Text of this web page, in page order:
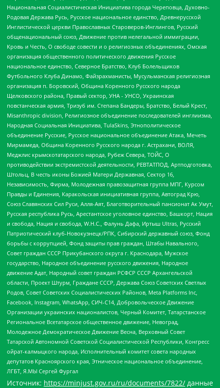
Национальная Социалистическая Инициатива города Череповца, Духовно-
Родовая Держава Русь, Русское национальное единство, Древнерусской
Инглистической церкви Православных Староверов-Инглингов, Русский
общенациональный союз, Движение против нелегальной иммиграции,
Кровь и Честь, О свободе совести и о религиозных объединениях, Омская
организация общественного политического движения Русское
национальное единство, Северное Братство, Клуб Болельщиков
Футбольного Клуба Динамо, Файзрахманисты, Мусульманская религиозная
организация п. Боровский, Община Коренного Русского народа
Щелковского района, Правый сектор, УНА - УНСО, Украинская
повстанческая армия, Тризуб им. Степана Бандеры, Братство, Белый Крест,
Misanthropic division, Религиозное объединение последователей инглиизма,
Народная Социальная Инициатива, TulaSkins, Этнополитическое
объединение Русские, Русское национальное объединение Атака, Мечеть
Мирмамеда, Община Коренного Русского народа г. Астрахани, ВОЛЯ,
Меджлис крымскотатарского народа, Рубеж Севера, ТОЙС, О
противодействии экстремистской деятельности, РЕВТАТПОД, Артподготовка,
Штольц, В честь иконы Божией Матери Державная, Сектор 16,
Независимость, Фирма, Молодежная правозащитная группа МПГ, Курсом
Правды и Единения, Каракольская инициативная группа, Автоград Крю,
Союз Славянских Сил Руси, Алля-Аят, Благотворительный пансионат Ак Умут,
Русская республика Русь, Арестантское уголовное единство, Башкорт, Нация
и свобода, Нация и свобода, W.H.С., Фалунь Дафа, Иртыш Ultras, Русский
Патриотический клуб-Новокузнецк/РПК, Сибирский державный союз, Фонд
борьбы с коррупцией, Фонд защиты прав граждан, Штабы Навального,
Совет граждан СССР Прикубанского округа г. Краснодара, Мужское
государство, Народное объединение русского движения, Народное
движение Адат, Народный совет граждан РСФСР СССР Архангельской
области, Проект Штурм, Граждане СССР, Держава Союз Советских Светлых
Родов, Совет Советских Социалистических Районов, Meta Platforms Inc,
Facebook, Instagram, WhatsApp, СИЧ-С14, Добровольческое Движение
Организации украинских националистов, Черный Комитет, Татарстанское
Региональное Всетатарское общественное движение, Невоград,
Молодежное Демократическое Движение Весна, Верховный Совет
Татарской Автономной Советской Социалистической Республики, Конгресс
ойрат-калмыцкого народа, Исполнительный комитет совета народных
депутатов Красноярского края, Этническое национальное объединение,
ЛГБТ, Я.МЫ Сергей Фургал
Источник: https://minjust.gov.ru/ru/documents/7822/ данные